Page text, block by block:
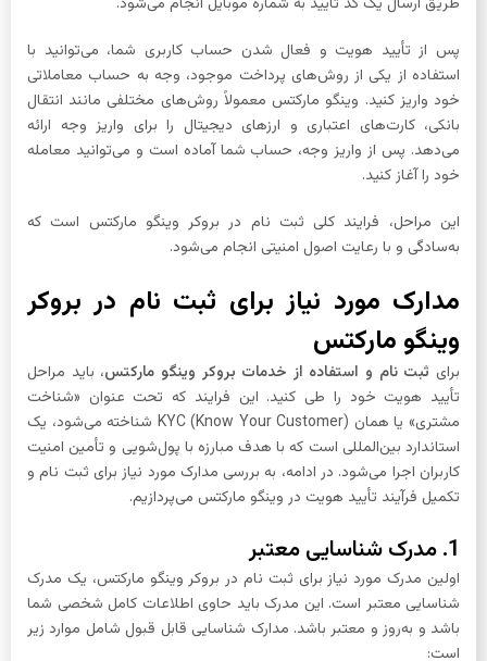
پس از تأیید هویت و فعال شدن حساب کاربری شما، می‌توانید با
استفاده از یکی از روش‌های پرداخت موجود، وجه به حساب معاملاتی
خود واریز کنید. وینگو مارکتس معمولاً روش‌های مختلفی مانند انتقال
بانکی، کارت‌های اعتباری و ارزهای دیجیتال را برای واریز وجه ارائه
می‌دهد. پس از واریز وجه، حساب شما آماده است و می‌توانید معامله
خود را آغاز کنید.
این مراحل، فرایند کلی ثبت نام در بروکر وینگو مارکتس است که
به‌سادگی و با رعایت اصول امنیتی انجام می‌شود.
مدارک مورد نیاز برای ثبت نام در بروکر
وینگو مارکتس
برایثبت نام و استفاده از خدمات بروکر وینگو مارکتس، باید مراحل
تأیید هویت خود را طی کنید. این فرایند که تحت عنوان «شناخت
مشتری» یا همان KYC (Know Your Customer) شناخته می‌شود، یک
استاندارد بین‌المللی است که با هدف مبارزه با پول‌شویی و تأمین امنیت
کاربران اجرا می‌شود. در ادامه، به بررسی مدارک مورد نیاز برای ثبت نام و
تکمیل فرآیند تأیید هویت در وینگو مارکتس می‌پردازیم.
1. مدرک شناسایی معتبر
اولین مدرک مورد نیاز برای ثبت نام در بروکر وینگو مارکتس، یک مدرک
شناسایی معتبر است. این مدرک باید حاوی اطلاعات کامل شخصی شما
باشد و به‌روز و معتبر باشد. مدارک شناسایی قابل قبول شامل موارد زیر
است: